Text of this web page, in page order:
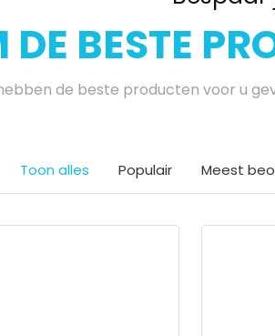
DE BESTE
de beste producten voor u
Toon alles Populair Meest